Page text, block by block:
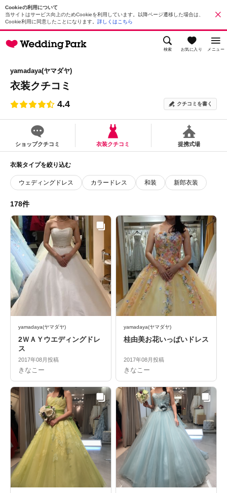
Cookieの利用について
当サイトはサービス向上のためCookieを利用しています。以降ページ遷移した場合は、
Cookie利用に同意したことになります。 詳しくはこちら
検索 お気に入り メニュー
yamadaya(ヤマダヤ)
衣装クチコミ
4.4 クチコミを書く
ショップクチコミ 衣装クチコミ 提携式場
衣装タイプを絞り込む
ウェディングドレス カラードレス 和装 新郎衣装
178件
yamadaya(ヤマダヤ)
2ＷＡＹウエディングドレ
ス
2017年08月投稿
きなこー
yamadaya(ヤマダヤ)
桂由美お花いっぱいドレス
2017年08月投稿
きなこー